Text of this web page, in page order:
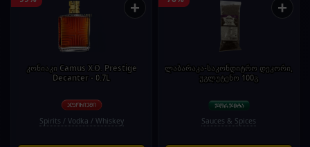
+
კონიაკი Camus X.O. Prestige
Decanter - 0.7L
Spirits / Vodka / Whiskey
+
ლაბარაკა-საკონდიტრო დეკორი,
უგლუტენო 100გ
Sauces & Spices